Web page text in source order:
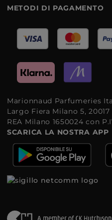
METODI DI PAGAMENTO
Marionnaud Parfumeries
Largo Fiera Milano 5, 20017
REA Milano 1650024 con
SCARICA LA NOSTRA APP